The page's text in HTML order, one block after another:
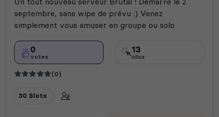
septembre, sans wipe de prévu :) Venez
simplement vous amuser en groupe ou solo
0
votes
13
clics
(0)
30 Slots